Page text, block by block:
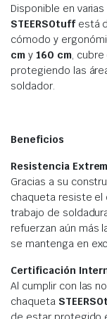
Disponible en
STEERSOtuffestá
cómodo y
cm y 160 cm,
protegiendo las
soldador.
Beneficios
Resistencia
Gracias a su
chaqueta resiste el
trabajo de
refuerzan aún más
se mantenga en
Certificación
Al cumplir con las
chaqueta